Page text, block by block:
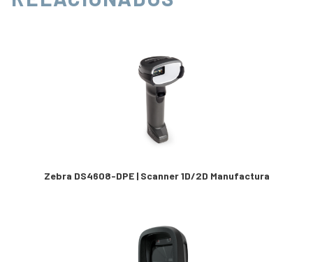
Zebra DS4608-DPE | Scanner 1D/2D Manufactura